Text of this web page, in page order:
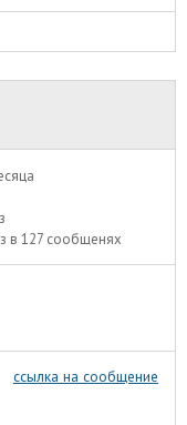
в 127 сообщенях
ссылка на сообщение